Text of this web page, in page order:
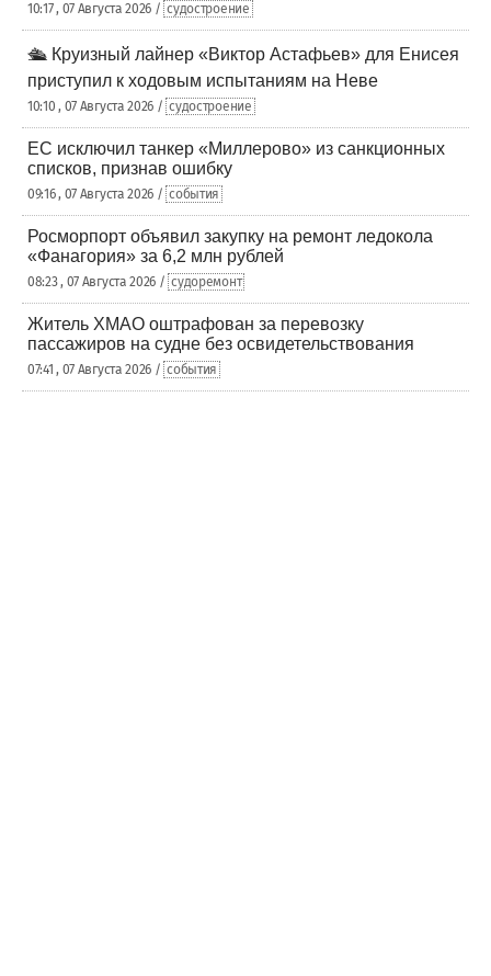
10:17 , 07 Августа 2026 / судостроение
🛳️ Круизный лайнер «Виктор Астафьев» для Енисея
приступил к ходовым испытаниям на Неве
10:10 , 07 Августа 2026 / судостроение
ЕС исключил танкер «Миллерово» из санкционных
списков, признав ошибку
09:16 , 07 Августа 2026 / события
Росморпорт объявил закупку на ремонт ледокола
«Фанагория» за 6,2 млн рублей
08:23 , 07 Августа 2026 / судоремонт
Житель ХМАО оштрафован за перевозку
пассажиров на судне без освидетельствования
07:41 , 07 Августа 2026 / события